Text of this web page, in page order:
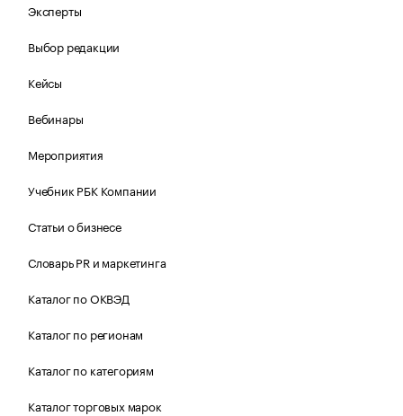
Эксперты
Выбор редакции
Кейсы
Вебинары
Мероприятия
Учебник РБК Компании
Статьи о бизнесе
Словарь PR и маркетинга
Каталог по ОКВЭД
Каталог по регионам
Каталог по категориям
Каталог торговых марок